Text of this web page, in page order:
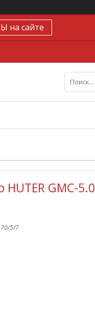
на сайте
HUTER GMC-5.0
70/5/7